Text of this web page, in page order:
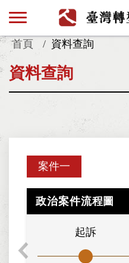
首頁 資料查詢
資料查詢
案件一
政治案件流程圖
起訴